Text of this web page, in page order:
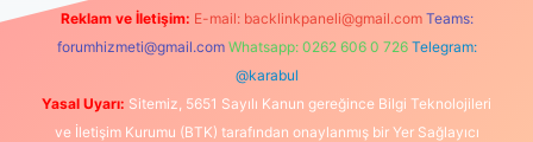
Reklam ve İletişim: E-mail: backlinkpaneli@gmail.com Teams:
forumhizmeti@gmail.com Whatsapp: 0262 606 0 726 Telegram:
@karabul
Yasal Uyarı: Sitemiz, 5651 Sayılı Kanun gereğince Bilgi Teknolojileri
ve İletişim Kurumu (BTK) tarafından onaylanmış bir Yer Sağlayıcı